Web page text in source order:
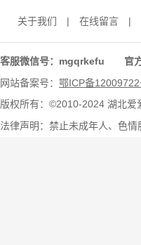
关于我们 | 在线留言 |
客服微信号：mgqrkefu 官
网站备案号： 鄂ICP备12009722
版权所有：©2010-2024 湖北
法律声明：禁止未成年人、色